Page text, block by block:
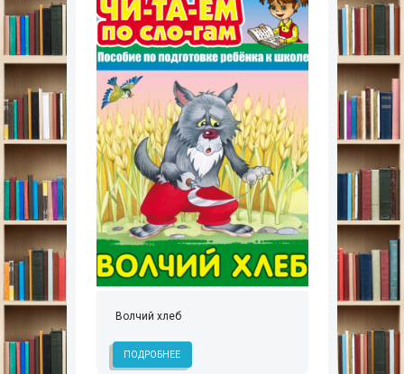
Волчий хлеб
ПОДРОБНЕЕ